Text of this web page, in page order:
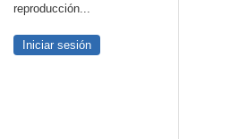
reproducción...
Iniciar sesión